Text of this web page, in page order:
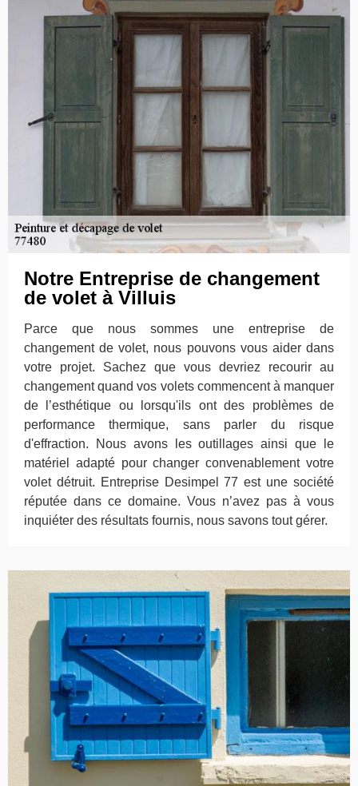
Notre Entreprise de changement
de volet à Villuis
Parce que nous sommes une entreprise de
changement de volet, nous pouvons vous aider dans
votre projet. Sachez que vous devriez recourir au
changement quand vos volets commencent à manquer
de l’esthétique ou lorsqu'ils ont des problèmes de
performance thermique, sans parler du risque
d'effraction. Nous avons les outillages ainsi que le
matériel adapté pour changer convenablement votre
volet détruit. Entreprise Desimpel 77 est une société
réputée dans ce domaine. Vous n’avez pas à vous
inquiéter des résultats fournis, nous savons tout gérer.